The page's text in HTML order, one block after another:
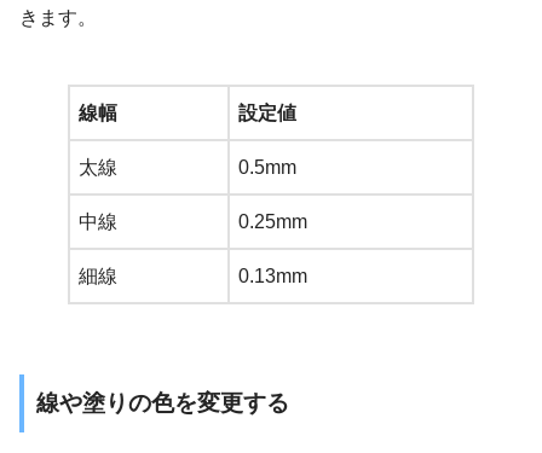
きます。
線幅 設定値
太線 0.5mm
中線 0.25mm
細線 0.13mm
線や塗りの色を変更する